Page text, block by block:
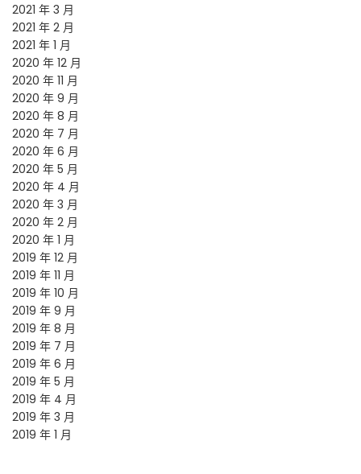
2021 年 3 月
2021 年 2 月
2021 年 1 月
2020 年 12 月
2020 年 11 月
2020 年 9 月
2020 年 8 月
2020 年 7 月
2020 年 6 月
2020 年 5 月
2020 年 4 月
2020 年 3 月
2020 年 2 月
2020 年 1 月
2019 年 12 月
2019 年 11 月
2019 年 10 月
2019 年 9 月
2019 年 8 月
2019 年 7 月
2019 年 6 月
2019 年 5 月
2019 年 4 月
2019 年 3 月
2019 年 1 月